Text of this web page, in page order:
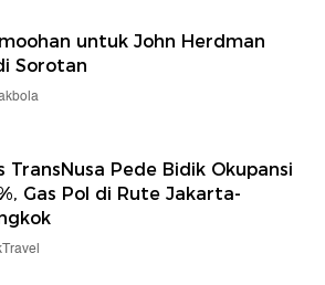
untuk John Herdman
Sorotan
TransNusa Pede Bidik Okupansi
Gas Pol di Rute Jakarta-